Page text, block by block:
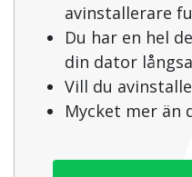
avinstallerare
Du har en hel
din dator
Vill du
Mycket mer än